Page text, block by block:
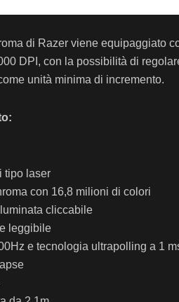
di Razer viene equipaggiato
DPI, con la possibilità di
unità minima di incremento.
tipo laser
con 16,8 milioni di colori
cliccabile
leggibile
e tecnologia ultrapolling a 1